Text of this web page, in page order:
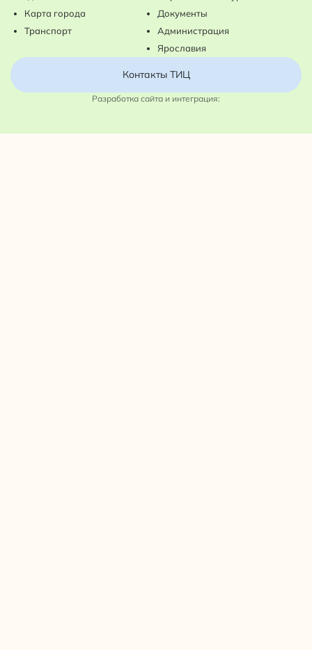
Карта города
Транспорт
Документы
Администрация
Ярославия
Контакты ТИЦ
Разработка сайта и интеграция: